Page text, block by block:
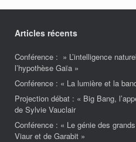
Articles récents
Conférence : » L’intelligence
l’hypothèse Gaïa »
Conférence : « La lumière et la
Projection débat : « Big Bang,
de Sylvie Vauclair
Conférence : « Le génie des
Viaur et de Garabit »